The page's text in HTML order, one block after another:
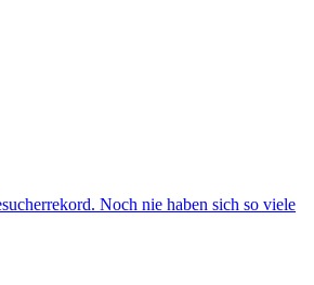
Noch nie haben sich so viele